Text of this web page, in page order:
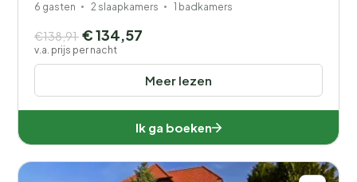
6 gasten 2 slaapkamers 1 badkamers
Meer lezen
€138,91 € 134,57
v.a. prijs per nacht
Ik ga boeken